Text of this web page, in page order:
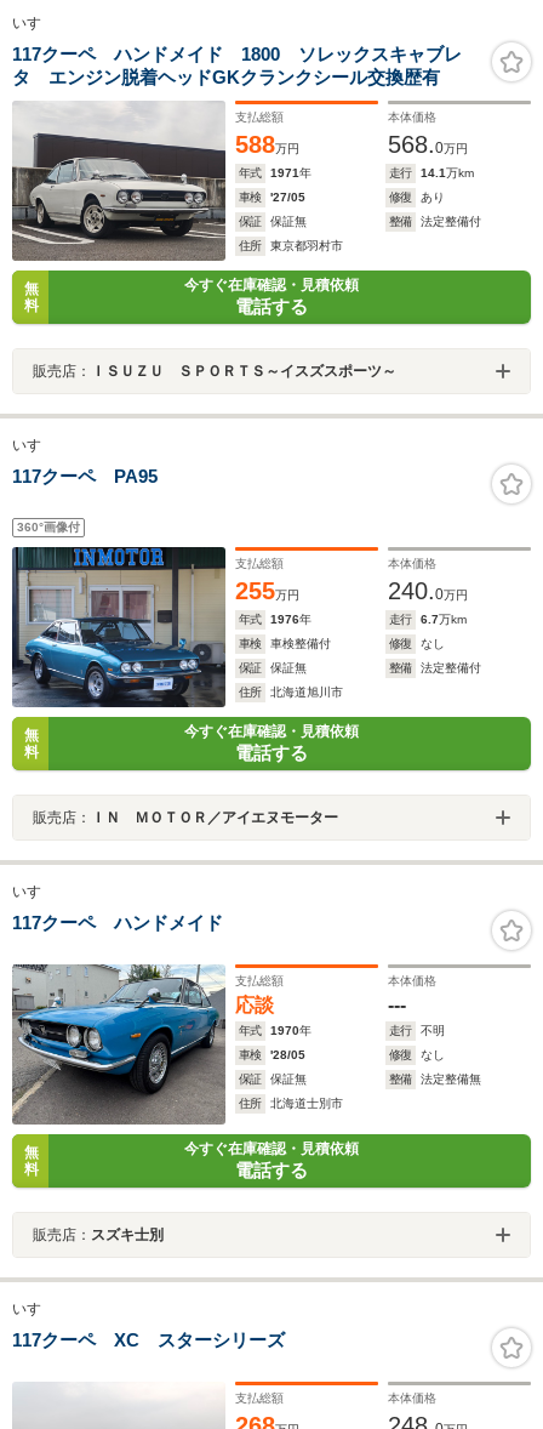
いすゞ
117クーペ ハンドメイド 1800 ソレックスキャブレ
タ エンジン脱着ヘッドGKクランクシール交換歴有
支払総額
588万円
本体価格
568.0万円
年式
1971年 走行 14.1万km
車検
'27/05 修復
あり
保証
保証無 整備
法定整備付
住所
東京都羽村市
無
料
今すぐ在庫確認・見積依頼
電話する
販売店： ＩＳＵＺＵ ＳＰＯＲＴＳ～イスズスポーツ～
いすゞ
117クーペ PA95
360°画像付
支払総額
255万円
本体価格
240.0万円
年式
1976年 走行 6.7万km
車検
車検整備付 修復
なし
保証
保証無 整備
法定整備付
住所
北海道旭川市
無
料
今すぐ在庫確認・見積依頼
電話する
販売店： ＩＮ ＭＯＴＯＲ／アイエヌモーター
いすゞ
117クーペ ハンドメイド
支払総額
応談
本体価格
---
年式 1970年 走行
不明
車検
'28/05 修復
なし
保証
保証無 整備
法定整備無
住所
北海道士別市
無
料
今すぐ在庫確認・見積依頼
電話する
販売店： スズキ士別
いすゞ
117クーペ XC スターシリーズ
支払総額 本体価格